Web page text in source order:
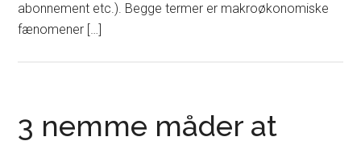
abonnement etc.). Begge termer er makroøkonomiske
fænomener […]
3 nemme måder at